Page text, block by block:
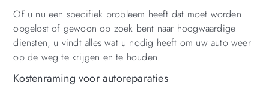
Of u nu een specifiek probleem heeft dat moet worden
opgelost of gewoon op zoek bent naar hoogwaardige
diensten, u vindt alles wat u nodig heeft om uw auto weer
op de weg te krijgen en te houden.
Kostenraming voor autoreparaties